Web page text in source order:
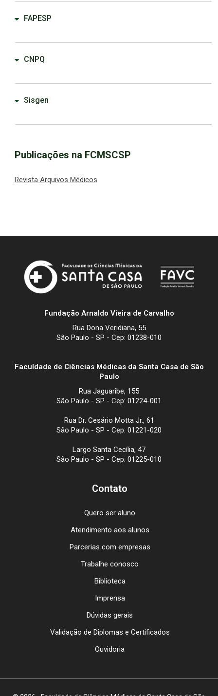
FAPESP
CNPQ
Sisgen
Publicações na FCMSCSP
Revista Arquivos Médicos
Fundação Arnaldo Vieira de Carvalho
Rua Dona Veridiana, 55
São Paulo - SP - Cep: 01238-010
Faculdade de Ciências Médicas da Santa Casa de São
Paulo
Rua Jaguaribe, 155
São Paulo - SP - Cep: 01224-001
Rua Dr. Cesário Motta Jr., 61
São Paulo - SP - Cep: 01221-020
Largo Santa Cecília, 47
São Paulo - SP - Cep: 01225-010
Contato
Quero ser aluno
Atendimento aos alunos
Parcerias com empresas
Trabalhe conosco
Biblioteca
Imprensa
Dúvidas gerais
Validação de Diplomas e Certificados
Ouvidoria